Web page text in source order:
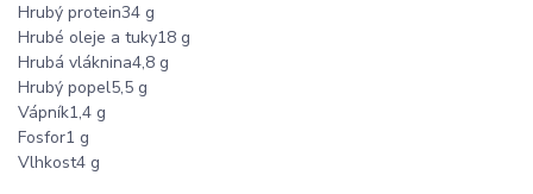
Hrubý protein34 g
Hrubé oleje a tuky18 g
Hrubá vláknina4,8 g
Hrubý popel5,5 g
Vápník1,4 g
Fosfor1 g
Vlhkost4 g